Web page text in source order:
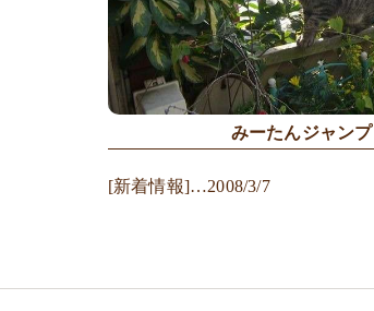
みーたんジャンプ
[新着情報]…2008/3/7